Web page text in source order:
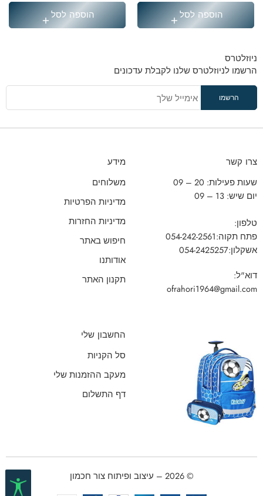
הוספה לסל הוספה לסל
ניוזלטרס
הרשמו לניוזלטרס שלנו לקבלת עדכונים
צרו קשר
שעות פעילות: 20 – 09
יום שיש: 13 – 09
טלפון:
פתח תקוה:054-242-2561
אשקלון:054-2425257
דוא"ל:
ofrahori1964@gmail.com
מידע
משלוחים
מדיניות הפרטיות
מדיניות החזרות
חיפוש באתר
אודותנו
תקנון האתר
החשבון שלי
סל הקניות
מעקב ההזמנות שלי
דף התשלום
© 2026 – עיצוב ופיתוח צור חכמון